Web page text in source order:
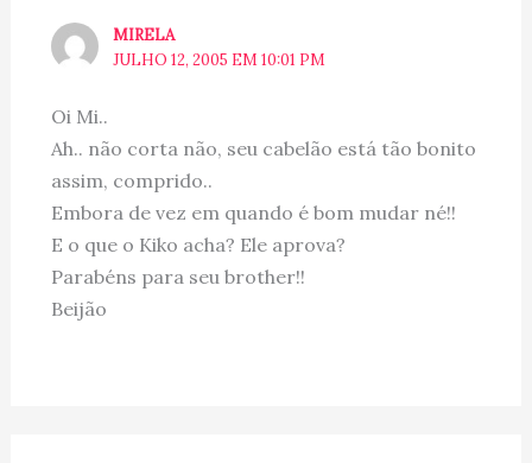
MIRELA
JULHO 12, 2005 EM 10:01 PM
Oi Mi..
Ah.. não corta não, seu cabelão está tão bonito
assim, comprido..
Embora de vez em quando é bom mudar né!!
E o que o Kiko acha? Ele aprova?
Parabéns para seu brother!!
Beijão